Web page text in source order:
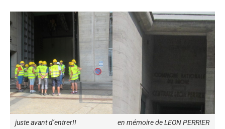
juste avant d’entrer!!
en mémoire de LEON PERRIER